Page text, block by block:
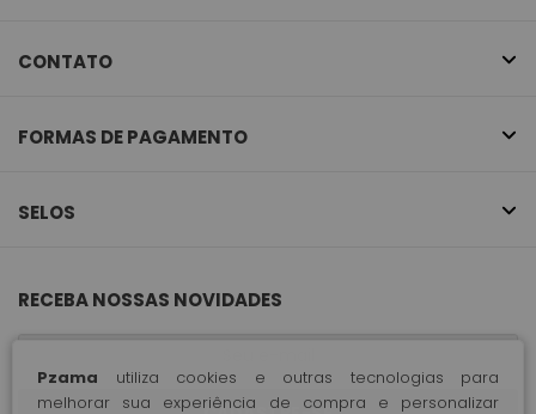
Pzama utiliza cookies e outras tecnologias para
melhorar sua experiência de compra e personalizar
CONTATO
FORMAS DE PAGAMENTO
SELOS
RECEBA NOSSAS NOVIDADES